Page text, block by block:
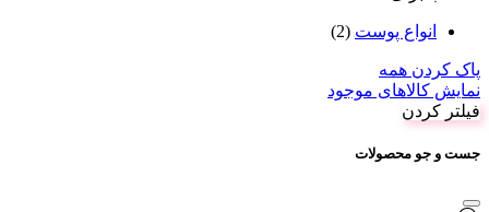
انواع پوست (2)
پاک کردن همه
نمایش کالاهای موجود
فیلتر کردن
جست و جو محصولات